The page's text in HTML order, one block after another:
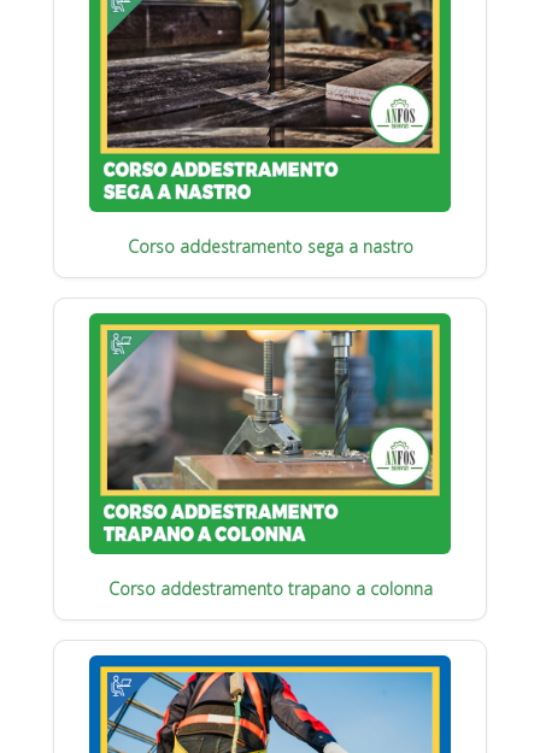
Corso addestramento sega a nastro
Corso addestramento trapano a colonna